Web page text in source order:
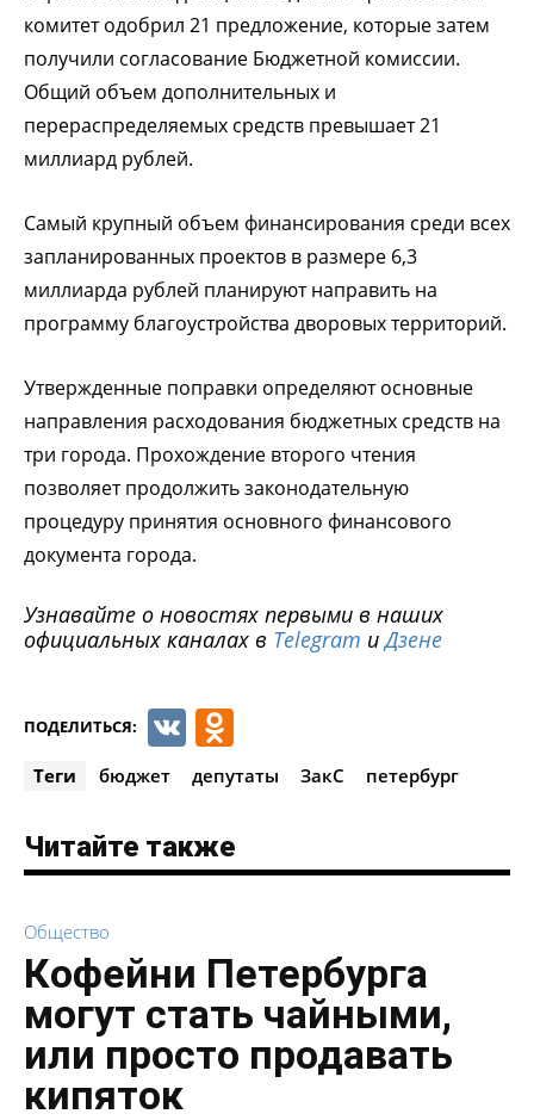
комитет одобрил 21 предложение, которые затем
получили согласование Бюджетной комиссии.
Общий объем дополнительных и
перераспределяемых средств превышает 21
миллиард рублей.
Самый крупный объем финансирования среди всех
запланированных проектов в размере 6,3
миллиарда рублей планируют направить на
программу благоустройства дворовых территорий.
Утвержденные поправки определяют основные
направления расходования бюджетных средств на
три города. Прохождение второго чтения
позволяет продолжить законодательную
процедуру принятия основного финансового
документа города.
Узнавайте о новостях первыми в наших
официальных каналах в Telegram иДзене
ПОДЕЛИТЬСЯ: VK
Теги бюджет депутаты ЗакС петербург
Читайте также
Общество
Кофейни Петербурга
могут стать чайными,
или просто продавать
кипяток